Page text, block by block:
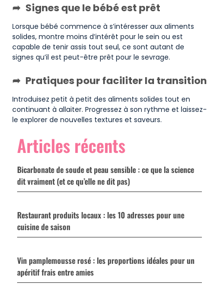
Signes que le bébé est prêt
Lorsque bébé commence à s’intéresser aux aliments
solides, montre moins d’intérêt pour le sein ou est
capable de tenir assis tout seul, ce sont autant de
signes qu’il est peut-être prêt pour le sevrage.
Pratiques pour faciliter la transition
Introduisez petit à petit des aliments solides tout en
continuant à allaiter. Progressez à son rythme et laissez-
le explorer de nouvelles textures et saveurs.
Articles récents
Bicarbonate de soude et peau sensible : ce que la science
dit vraiment (et ce qu’elle ne dit pas)
Restaurant produits locaux : les 10 adresses pour une
cuisine de saison
Vin pamplemousse rosé : les proportions idéales pour un
apéritif frais entre amies